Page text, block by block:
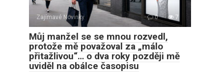
Zajímavé Novinky 0 7
Můj manžel se se mnou rozvedl,
protože mě považoval za „málo
přitažlivou“… o dva roky později mě
uviděl na obálce časopisu